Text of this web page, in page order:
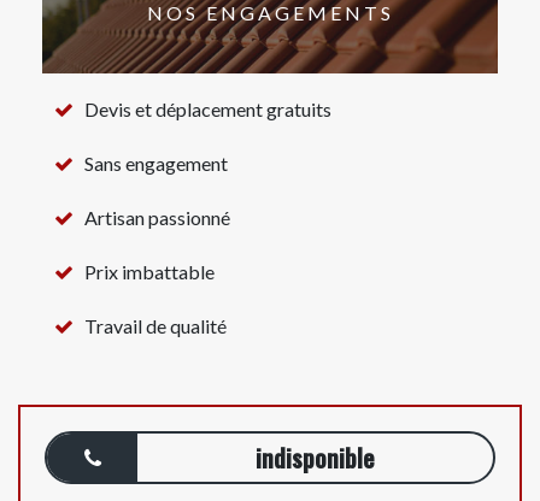
NOS ENGAGEMENTS
Devis et déplacement gratuits
Sans engagement
Artisan passionné
Prix imbattable
Travail de qualité
indisponible